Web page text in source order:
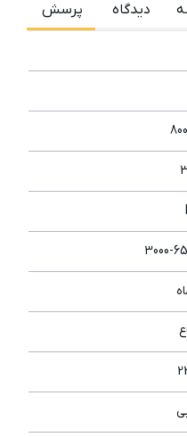
دیدگاه پرسش
3000-